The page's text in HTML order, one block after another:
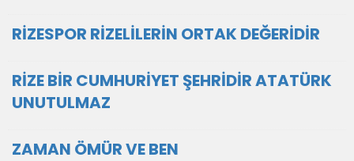
RİZESPOR RİZELİLERİN ORTAK DEĞERİDİR
RİZE BİR CUMHURİYET ŞEHRİDİR ATATÜRK
UNUTULMAZ
ZAMAN ÖMÜR VE BEN